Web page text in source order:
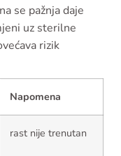
se pažnja daje
uz sterilne
rizik
Napomena
rast nije trenutan